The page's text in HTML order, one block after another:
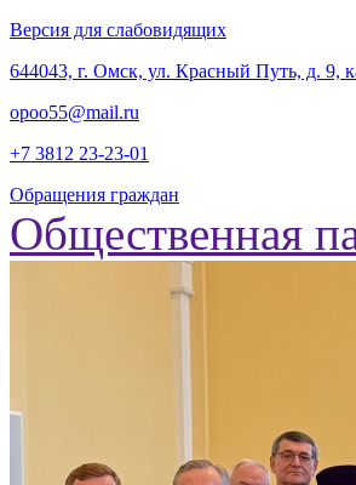
Версия для слабовидящих
‎644043, г. Омск, ул. Красный Путь, д. 9,
opoo55@mail.ru
+7 3812 23-23-01
Обращения граждан
Общественная